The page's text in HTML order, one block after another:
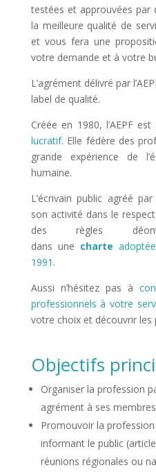
testées et approuvées par
la meilleure qualité de
et vous fera une
votre demande et à votre
L’agrément délivré par
label de qualité.
Créée en 1980, l’AEPF
lucratif. Elle fédère des
grande expérience de
humaine.
L’écrivain public agréé
son activité dans le
des règles
dans une charte
1991 .
Aussi n’hésitez pas à
professionnels à votre
votre choix et découvrir les
Objectifs
Organiser la profession
agrément à ses
Promouvoir la profession
informant le public
réunions régionales ou